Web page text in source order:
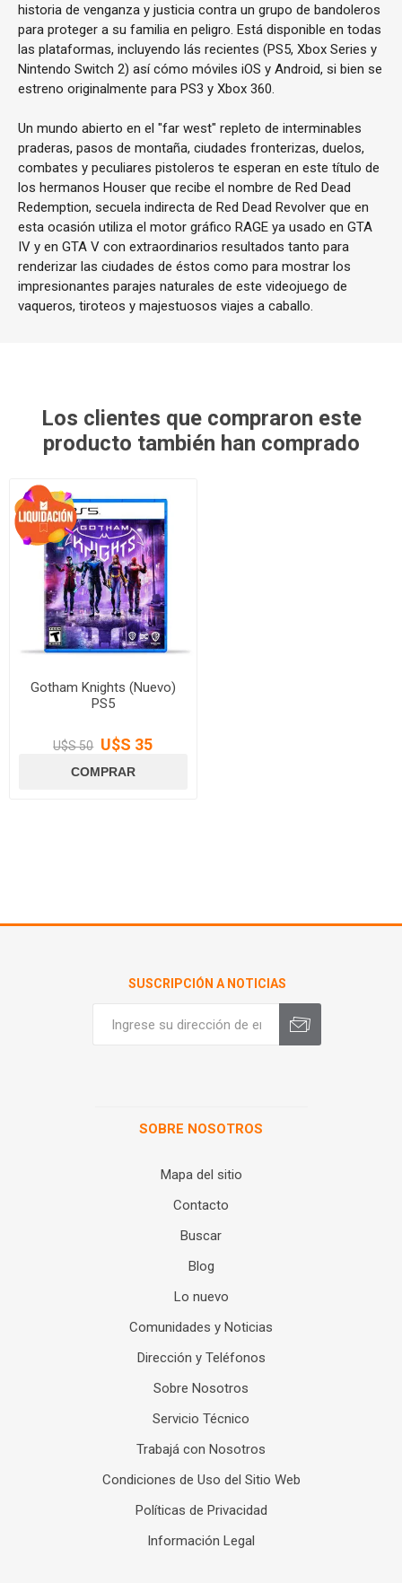
historia de venganza y justicia contra un grupo de bandoleros
para proteger a su familia en peligro. Está disponible en todas
las plataformas, incluyendo lás recientes (PS5, Xbox Series y
Nintendo Switch 2) así cómo móviles iOS y Android, si bien se
estreno originalmente para PS3 y Xbox 360.
Un mundo abierto en el "far west" repleto de interminables
praderas, pasos de montaña, ciudades fronterizas, duelos,
combates y peculiares pistoleros te esperan en este título de
los hermanos Houser que recibe el nombre de Red Dead
Redemption, secuela indirecta de Red Dead Revolver que en
esta ocasión utiliza el motor gráfico RAGE ya usado en GTA
IV y en GTA V con extraordinarios resultados tanto para
renderizar las ciudades de éstos como para mostrar los
impresionantes parajes naturales de este videojuego de
vaqueros, tiroteos y majestuosos viajes a caballo.
Los clientes que compraron este
producto también han comprado
Gotham Knights (Nuevo)
PS5
U$S 50 U$S 35
SUSCRIPCIÓN A NOTICIAS
SOBRE NOSOTROS
Mapa del sitio
Contacto
Buscar
Blog
Lo nuevo
Comunidades y Noticias
Dirección y Teléfonos
Sobre Nosotros
Servicio Técnico
Trabajá con Nosotros
Condiciones de Uso del Sitio Web
Políticas de Privacidad
Información Legal